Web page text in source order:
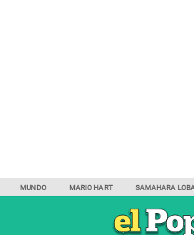
MUNDO MARIO HART SAMAHARA